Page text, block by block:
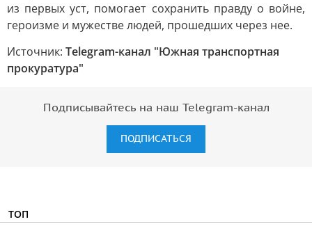
из первых уст, помогает сохранить правду о войне,
героизме и мужестве людей, прошедших через нее.
Источник: Telegram-канал "Южная транспортная
прокуратура"
Подписывайтесь на наш Telegram-канал
ПОДПИСАТЬСЯ
ТОП